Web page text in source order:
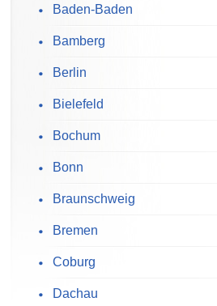
Baden-Baden
Bamberg
Berlin
Bielefeld
Bochum
Bonn
Braunschweig
Bremen
Coburg
Dachau